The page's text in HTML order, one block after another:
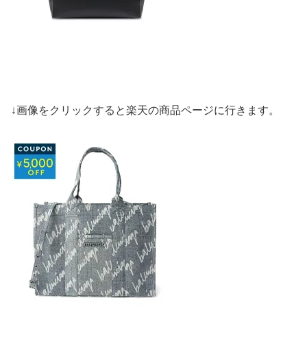
↓画像をクリックすると楽天の商品ページに行きます。